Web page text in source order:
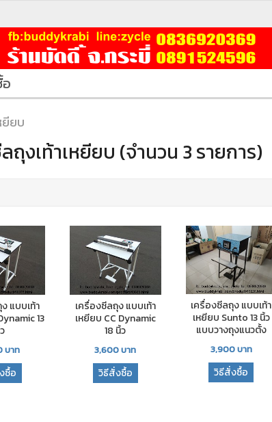
ยียบ
ถุงเท้าเหยียบ (จำนวน 3 รายการ)
แบบเท้า
13
บาท
ซื้อ
เครื่องซีลถุง แบบเท้า
เหยียบ CC Dynamic
18 นิ้ว
3,600บาท
วิธีสั่งซื้อ
เครื่องซีลถุง แบบเท้า
เหยียบ Sunto 13 นิ้ว
แบบวางถุงแนวตั้ง
3,900บาท
วิธีสั่งซื้อ